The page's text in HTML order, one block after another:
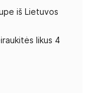
iš Lietuvos
likus 4